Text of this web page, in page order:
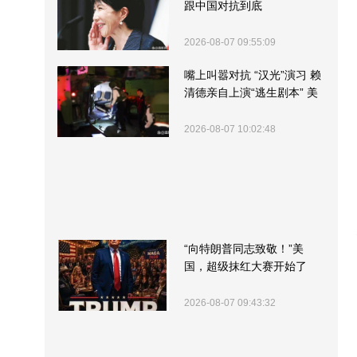
跟中国对抗到底
2026-08-07 09:55:09
嘴上叫嚣对抗 “汉光”演习 赖
清德亲自上演“逃生剧本” 美
2026-08-07 10:02:48
“向特朗普同志致敬！”美
国，超级抹红大赛开始了
2026-08-07 09:43:32